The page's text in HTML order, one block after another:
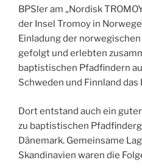
BPSler am „Nordisk
der Insel Tromoy in
Einladung der
gefolgt und erlebten
baptistischen Pfadfindern
Schweden und Finnland das
Dort entstand auch ein
zu baptistischen
Dänemark. Gemeinsame
Skandinavien waren die